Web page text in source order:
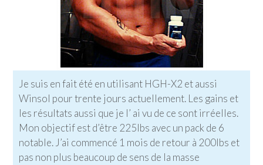
Je suis en fait été en utilisant HGH-X2 et aussi
Winsol pour trente jours actuellement. Les gains et
les résultats aussi que je l’ ai vu de ce sont irréelles.
Mon objectif est d’être 225lbs avec un pack de 6
notable. J’ai commencé 1 mois de retour à 200lbs et
pas non plus beaucoup de sens de la masse